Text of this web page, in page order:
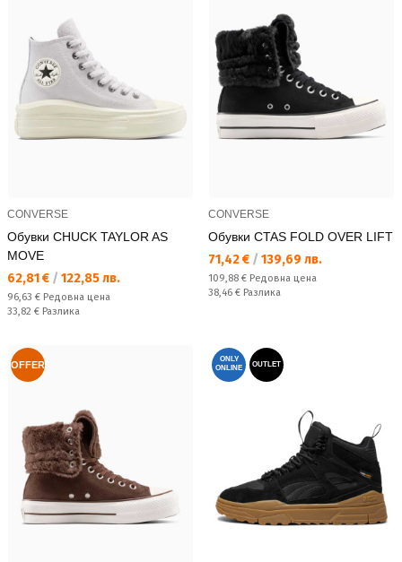
CONVERSE
Обувки CHUCK TAYLOR AS
MOVE
Текуща цена:
62,81 € / 122,85 лв.
Редовна цена:
96,63 € Редовна цена
Спестявате:
33,82 € Разлика
CONVERSE
Обувки CTAS FOLD OVER LIFT
Текуща цена:
71,42 € / 139,69 лв.
Редовна цена:
109,88 € Редовна цена
Спестявате:
38,46 € Разлика
OFFER
ONLY
ONLINE
OUTLET